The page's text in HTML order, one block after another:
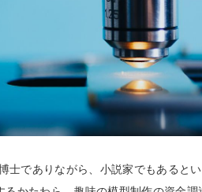
士でありながら、小説家でもあると